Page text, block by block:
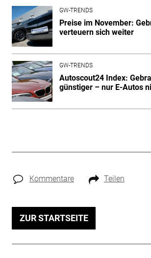
GW-TRENDS
Preise im November:
verteuern sich weiter
GW-TRENDS
Autoscout24 Index:
günstiger – nur E-Autos
Kommentare Teilen
ZUR STARTSEITE